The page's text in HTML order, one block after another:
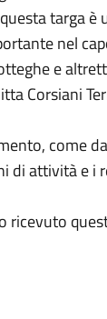
targa
nel
e
Corsiani
come
di attività e i
ricevuto